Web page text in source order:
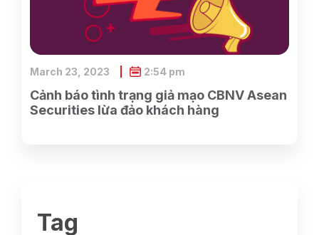
Cảnh báo tình trạng giả mạo CBNV Asean
Securities lừa đảo khách hàng
March 23, 2023 2:54 pm
Tag